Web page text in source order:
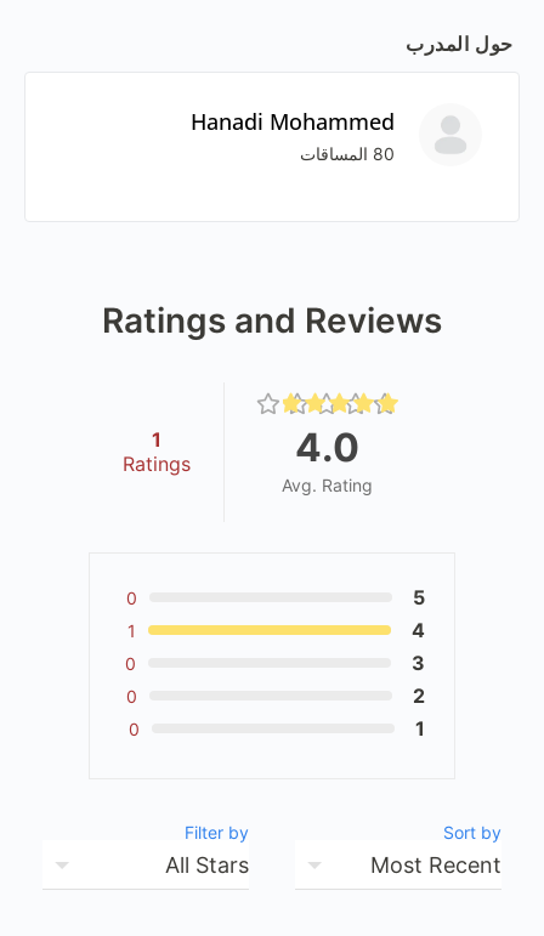
حول المدرب
Hanadi Mohammed
80 المساقات
Ratings and Reviews
4.0
Avg. Rating
1
Ratings
5
0
4
1
3
0
2
0
1
0
Sort by
Filter by